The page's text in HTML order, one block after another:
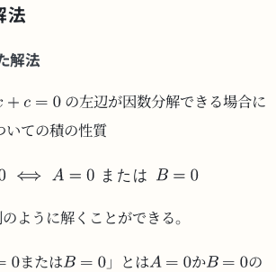
法
解法
の左辺が因数分解できる場合に
いての積の性質
ま た は
ように解くことができる。
または 」とは か
の